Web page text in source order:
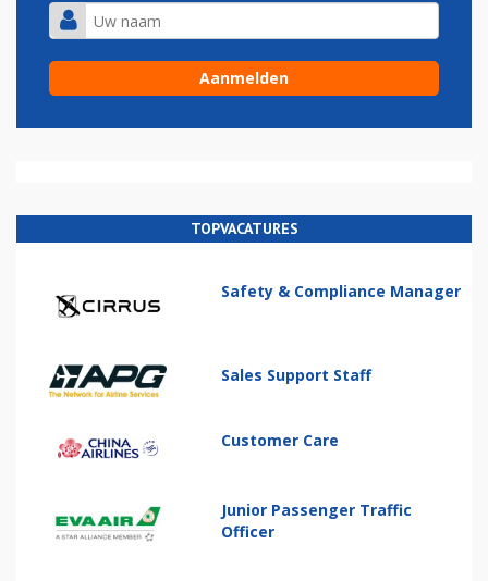
TOPVACATURES
Safety & Compliance Manager
Sales Support Staff
Customer Care
Junior Passenger Traffic
Officer